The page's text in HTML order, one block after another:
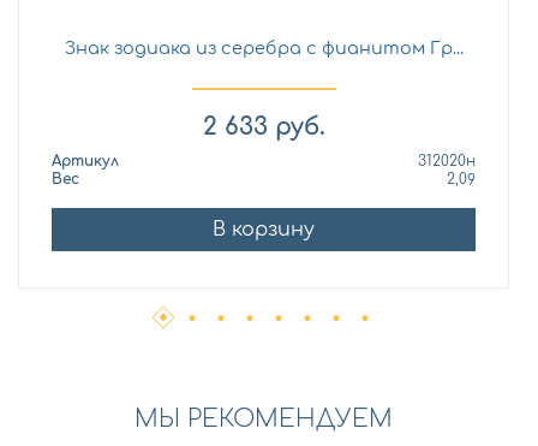
Знак зодиака из серебра с фианитом Гр...
2 633 руб.
Артикул
312020н
Вес
2,09
В корзину
МЫ РЕКОМЕНДУЕМ